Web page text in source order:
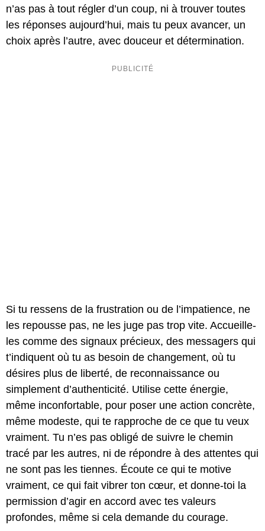
n’as pas à tout régler d’un coup, ni à trouver toutes
les réponses aujourd’hui, mais tu peux avancer, un
choix après l’autre, avec douceur et détermination.
Si tu ressens de la frustration ou de l’impatience, ne
les repousse pas, ne les juge pas trop vite. Accueille-
les comme des signaux précieux, des messagers qui
t’indiquent où tu as besoin de changement, où tu
désires plus de liberté, de reconnaissance ou
simplement d’authenticité. Utilise cette énergie,
même inconfortable, pour poser une action concrète,
même modeste, qui te rapproche de ce que tu veux
vraiment. Tu n’es pas obligé de suivre le chemin
tracé par les autres, ni de répondre à des attentes qui
ne sont pas les tiennes. Écoute ce qui te motive
vraiment, ce qui fait vibrer ton cœur, et donne-toi la
permission d’agir en accord avec tes valeurs
profondes, même si cela demande du courage.